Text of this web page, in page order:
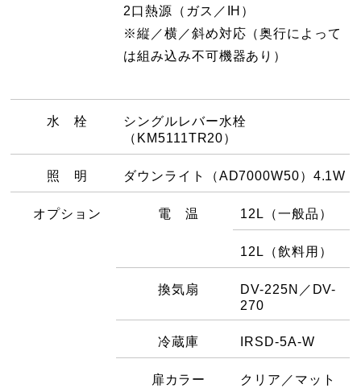
2口熱源（ガス／IH）
※縦／横／斜め対応（奥行によって
は組み込み不可機器あり）
水 栓
シングルレバー水栓
（KM5111TR20）
照 明 ダウンライト（AD7000W50）4.1W
オプション 電 温 12L（一般品）
12L（飲料用）
換気扇
DV-225N／DV-
270
冷蔵庫 IRSD-5A-W
扉カラー クリア／マット